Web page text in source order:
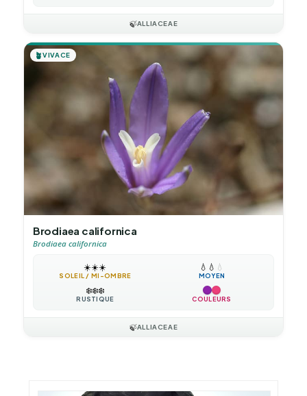
🍃ALLIACEAE
🪴VIVACE
Brodiaea californica
Brodiaea californica
☀️☀️☀️
SOLEIL / MI-OMBRE
💧 💧 💧
MOYEN
❄️❄️❄️
RUSTIQUE COULEURS
🍃ALLIACEAE